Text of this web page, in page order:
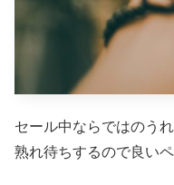
セール中ならではのう
熟れ待ちするので良い